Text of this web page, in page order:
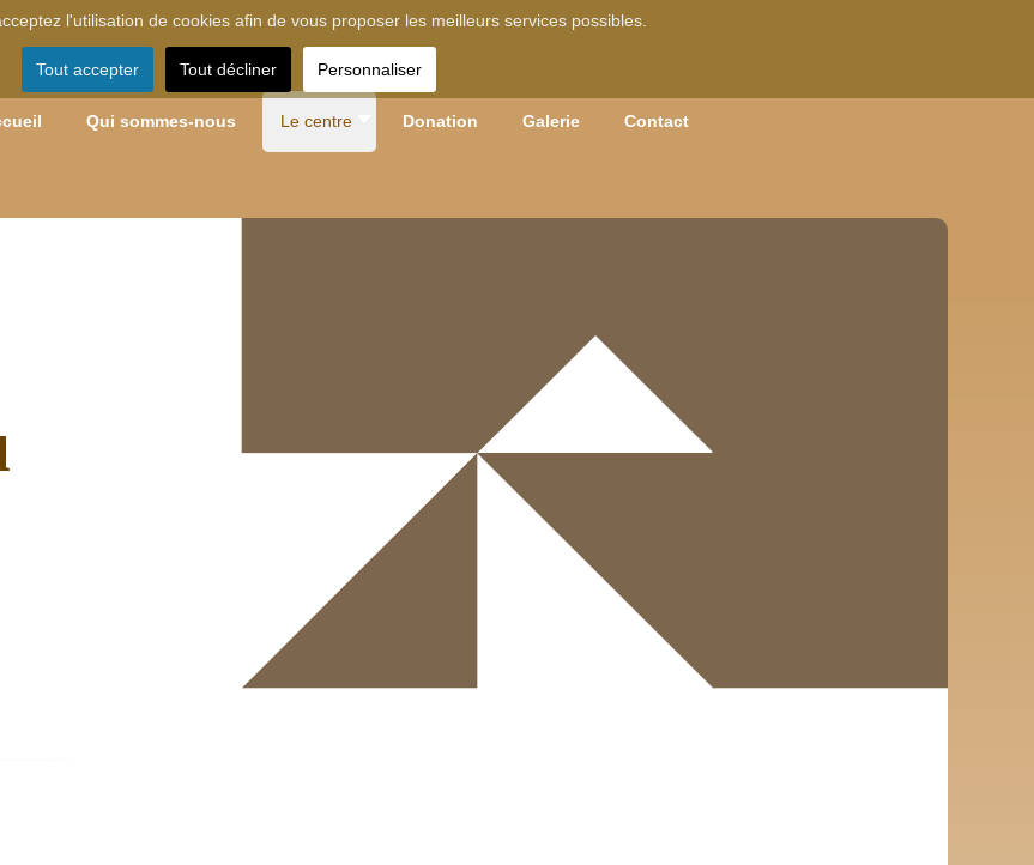
Qui sommes-nous Le centre Donation Galerie Contact
l'utilisation de cookies afin de vous proposer les meilleurs services possibles.
Tout accepter Tout décliner Personnaliser